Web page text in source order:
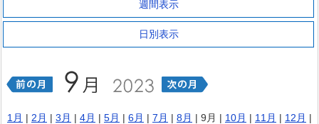
週間表示
日別表示
1月 | 2月 | 3月 | 4月 | 5月 | 6月 | 7月 | 8月 | 9月 | 10月 | 11月 | 12月 |